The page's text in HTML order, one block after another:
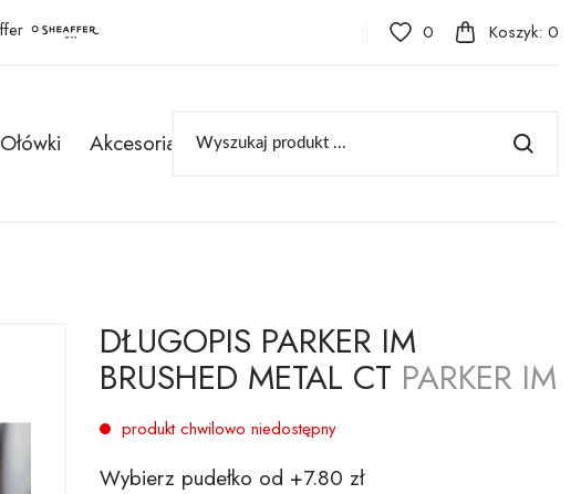
0 Koszyk: 0
Ołówki Akcesoria
DŁUGOPIS PARKER IM
BRUSHED METAL CT PARKER IM
produkt chwilowo niedostępny
Wybierz pudełko od +7.80 zł